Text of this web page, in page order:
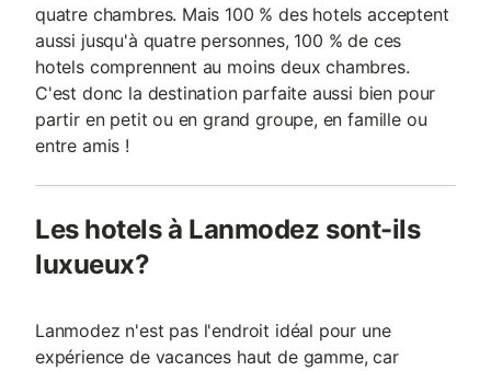
quatre chambres. Mais 100 % des hotels acceptent
aussi jusqu'à quatre personnes, 100 % de ces
hotels comprennent au moins deux chambres.
C'est donc la destination parfaite aussi bien pour
partir en petit ou en grand groupe, en famille ou
entre amis !
Les hotels à Lanmodez sont-ils
luxueux?
Lanmodez n'est pas l'endroit idéal pour une
expérience de vacances haut de gamme, car